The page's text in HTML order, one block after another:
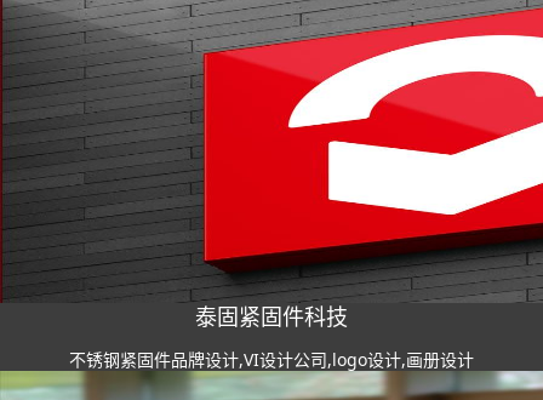
泰固紧固件科技
不锈钢紧固件品牌设计,VI设计公司,logo设计,画册设计